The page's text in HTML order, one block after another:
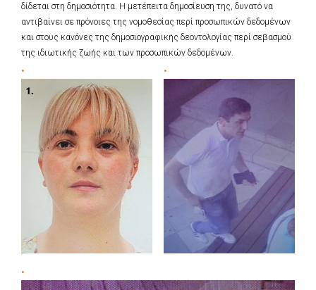
δίδεται στη δημοσιότητα. Η μετέπειτα δημοσίευση της, δυνατό να
αντιβαίνει σε πρόνοιες της νομοθεσίας περί προσωπικών δεδομένων
και στους κανόνες της δημοσιογραφικής δεοντολογίας περί σεβασμού
της ιδιωτικής ζωής και των προσωπικών δεδομένων.